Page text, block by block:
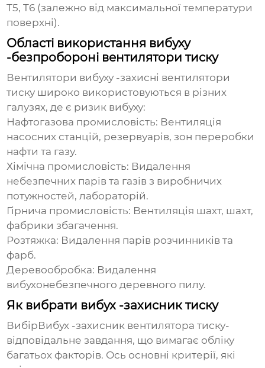
T5, T6 (залежно від максимальної температури
поверхні).
Області використання вибуху
-безпробороні вентилятори тиску
Вентилятори вибуху -захисні вентилятори
тиску широко використовуються в різних
галузях, де є ризик вибуху:
Нафтогазова промисловість: Вентиляція
насосних станцій, резервуарів, зон переробки
нафти та газу.
Хімічна промисловість: Видалення
небезпечних парів та газів з виробничих
потужностей, лабораторій.
Гірнича промисловість: Вентиляція шахт, шахт,
фабрики збагачення.
Розтяжка: Видалення парів розчинників та
фарб.
Деревообробка: Видалення
вибухонебезпечного деревного пилу.
Як вибрати вибух -захисник тиску
ВибірВибух -захисник вентилятора тиску-
відповідальне завдання, що вимагає обліку
багатьох факторів. Ось основні критерії, які